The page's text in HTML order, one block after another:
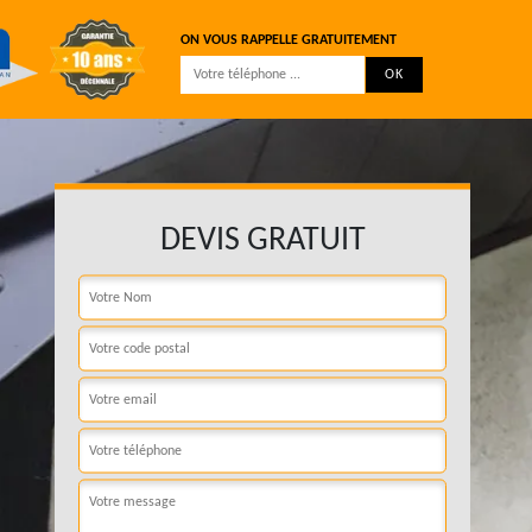
ON VOUS RAPPELLE GRATUITEMENT
DEVIS GRATUIT